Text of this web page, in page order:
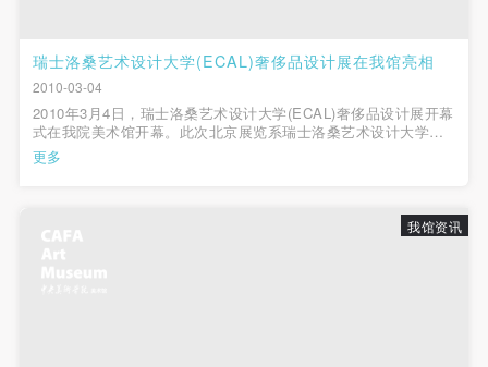
瑞士洛桑艺术设计大学(ECAL)奢侈品设计展在我馆亮相
2010-03-04
2010年3月4日，瑞士洛桑艺术设计大学(ECAL)奢侈品设计展开幕
式在我院美术馆开幕。此次北京展览系瑞士洛桑艺术设计大学
(ECAL)全球巡展其中一站，在来到北京之前，展览已经分别在新
加坡，上海等地展出。此次展出的作品相当出彩，有爱彼
更多
我馆资讯